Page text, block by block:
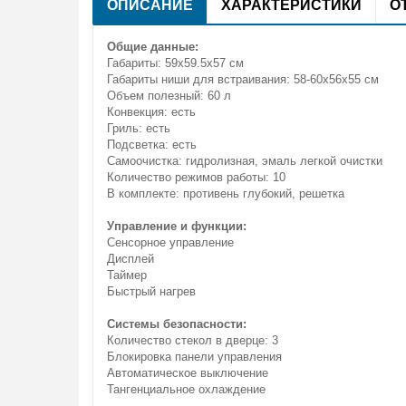
Общие данные:
Габариты: 59x59.5x57 см
Габариты ниши для встраивания: 58-60x56x55 см
Объем полезный: 60 л
Конвекция: есть
Гриль: есть
Подсветка: есть
Самоочистка: гидролизная, эмаль легкой очистки
Количество режимов работы: 10
В комплекте: противень глубокий, решетка
Управление и функции:
Сенсорное управление
Дисплей
Таймер
Быстрый нагрев
Системы безопасности:
Количество стекол в дверце: 3
Блокировка панели управления
Автоматическое выключение
Тангенциальное охлаждение